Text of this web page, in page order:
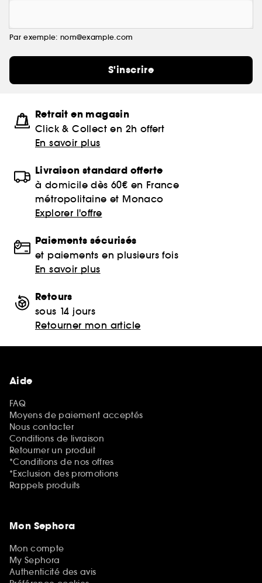
Par exemple: nom@example.com
S'inscrire
Retrait en magasin
Click & Collect en 2h offert
En savoir plus
Livraison standard offerte
à domicile dès 60€ en France
métropolitaine et Monaco
Explorer l'offre
Paiements sécurisés
et paiements en plusieurs fois
En savoir plus
Retours
sous 14 jours
Retourner mon article
Aide
FAQ
Moyens de paiement acceptés
Nous contacter
Conditions de livraison
Retourner un produit
*Conditions de nos offres
*Exclusion des promotions
Rappels produits
Mon Sephora
Mon compte
My Sephora
Authenticité des avis